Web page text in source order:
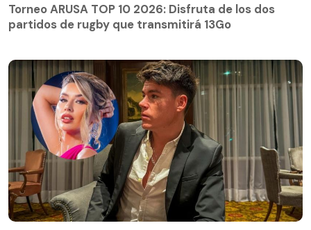
Torneo ARUSA TOP 10 2026: Disfruta de los dos
partidos de rugby que transmitirá 13Go